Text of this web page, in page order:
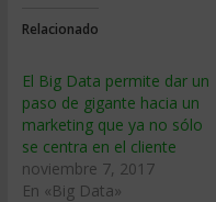
Relacionado
El Big Data permite dar un
paso de gigante hacia un
marketing que ya no sólo
se centra en el cliente
noviembre 7, 2017
En «Big Data»